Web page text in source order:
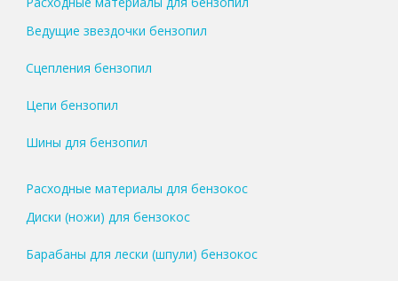
Ведущие звездочки бензопил
Сцепления бензопил
Цепи бензопил
Шины для бензопил
Расходные материалы для бензокос
Диски (ножи) для бензокос
Барабаны для лески (шпули) бензокос